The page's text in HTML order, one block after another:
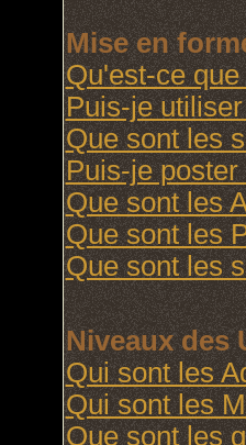
Mise en
Qu'est-ce
Puis-je
Que sont les
Puis-je
Que sont les
Que sont les
Que sont les
Niveaux des
Qui sont les
Qui sont les
Que sont les